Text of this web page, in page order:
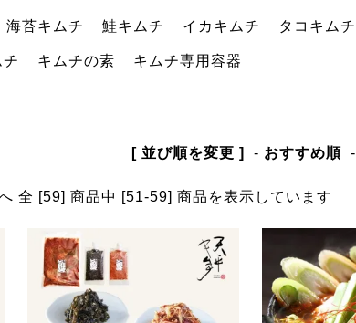
海苔キムチ 鮭キムチ イカキムチ タコキムチ
キムチの素 キムチ専用容器
[ 並び順を変更 ] - おすすめ順 -
全 [59] 商品中 [51-59] 商品を表示しています